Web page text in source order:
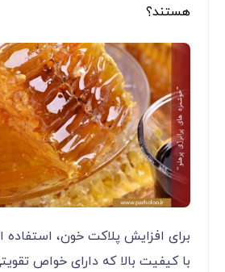
هستند؟
برای افزایش پلاکت خون،
با کیفیت بالا که دارای خواص